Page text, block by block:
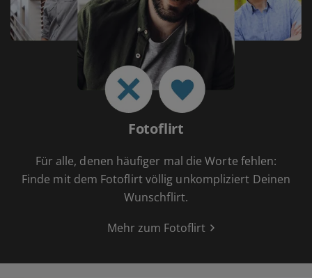
Fotoflirt
Für alle, denen häufiger mal die Worte fehlen:
Finde mit dem Fotoflirt völlig unkompliziert Deinen
Wunschflirt.
Mehr zum Fotoflirt